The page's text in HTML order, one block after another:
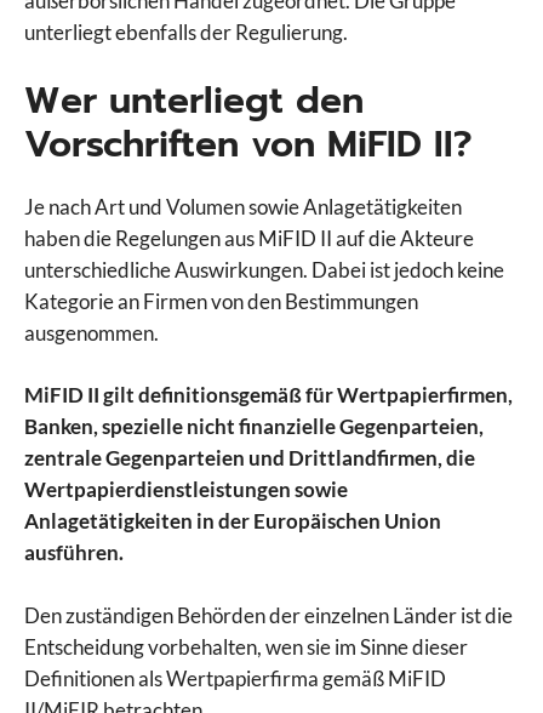
unterliegt ebenfalls der Regulierung.
Wer unterliegt den
Vorschriften von MiFID II?
Je nach Art und Volumen sowie Anlagetätigkeiten
haben die Regelungen aus MiFID II auf die Akteure
unterschiedliche Auswirkungen. Dabei ist jedoch keine
Kategorie an Firmen von den Bestimmungen
ausgenommen.
MiFID II gilt definitionsgemäß für Wertpapierfirmen,
Banken, spezielle nicht finanzielle Gegenparteien,
zentrale Gegenparteien und Drittlandfirmen, die
Wertpapierdienstleistungen sowie
Anlagetätigkeiten in der Europäischen Union
ausführen.
Den zuständigen Behörden der einzelnen Länder ist die
Entscheidung vorbehalten, wen sie im Sinne dieser
Definitionen als Wertpapierfirma gemäß MiFID